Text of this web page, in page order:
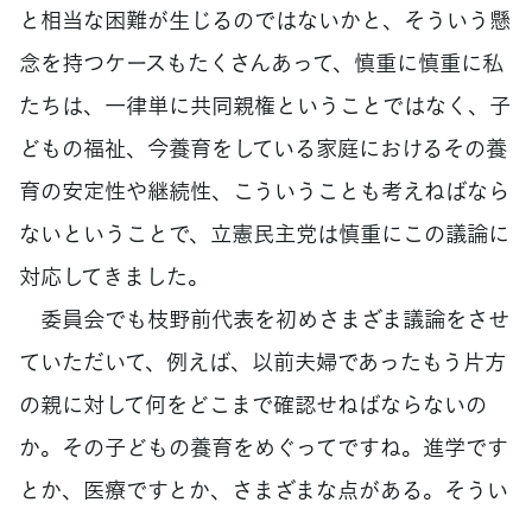
と相当な困難が生じるのではないかと、そういう懸
念を持つケースもたくさんあって、慎重に慎重に私
たちは、一律単に共同親権ということではなく、子
どもの福祉、今養育をしている家庭におけるその養
育の安定性や継続性、こういうことも考えねばなら
ないということで、立憲民主党は慎重にこの議論に
対応してきました。
委員会でも枝野前代表を初めさまざま議論をさせ
ていただいて、例えば、以前夫婦であったもう片方
の親に対して何をどこまで確認せねばならないの
か。その子どもの養育をめぐってですね。進学です
とか、医療ですとか、さまざまな点がある。そうい